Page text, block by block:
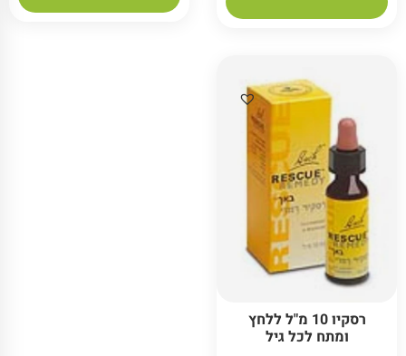
רסקיו 10 מ"ל ללחץ
ומתח לכל גיל